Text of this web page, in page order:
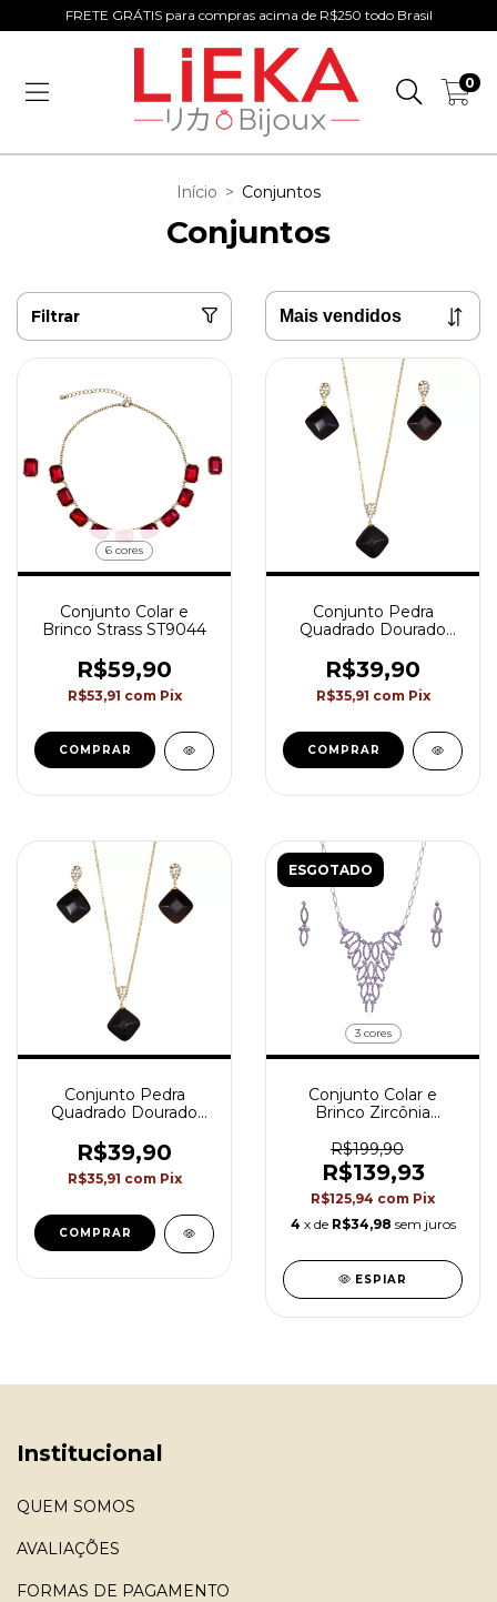
FRETE GRÁTIS para compras acima de R$250 todo Brasil
0
Início > Conjuntos
Conjuntos
Filtrar
6 cores
Conjunto Colar e
Brinco Strass ST9044
R$59,90
R$53,91 com Pix
COMPRAR
Conjunto Pedra
Quadrado Dourado
R$39,90
R$35,91 com Pix
Conjunto Pedra
Quadrado Dourado
R$39,90
R$35,91 com Pix
ESGOTADO
3 cores
Conjunto Colar e
Brinco Zircônia
R$199,90
R$139,93
R$125,94 com Pix
4 x de R$34,98 sem juros
ESPIAR
Institucional
QUEM SOMOS
AVALIAÇÕES
FORMAS DE PAGAMENTO